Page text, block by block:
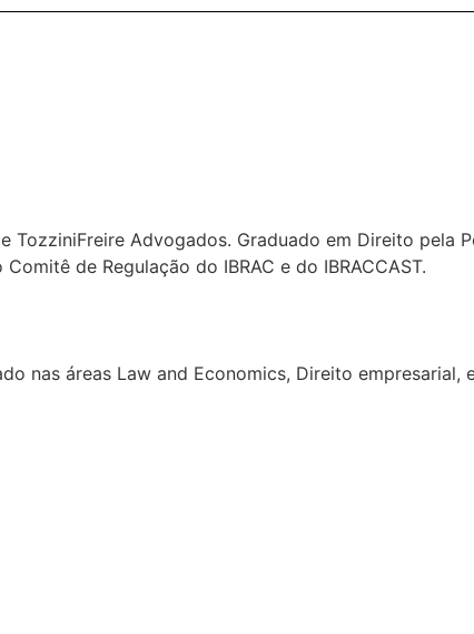
Advogados. Graduado em Direito pela
de Regulação do IBRAC e do IBRACCAST.
nas áreas Law and Economics, Direito empresarial,